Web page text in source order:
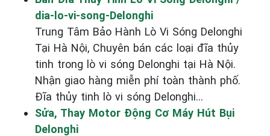
dia-lo-vi-song-Delonghi
Trung Tâm Bảo Hành Lò Vi Sóng Delonghi
Tại Hà Nội, Chuyên bán các loại đĩa thủy
tinh trong lò vi sóng Delonghi tại Hà Nội.
Nhận giao hàng miễn phí toàn thành phố.
Đĩa thủy tinh lò vi sóng Delonghi...
Sửa, Thay Motor Động Cơ Máy Hút Bụi
Delonghi